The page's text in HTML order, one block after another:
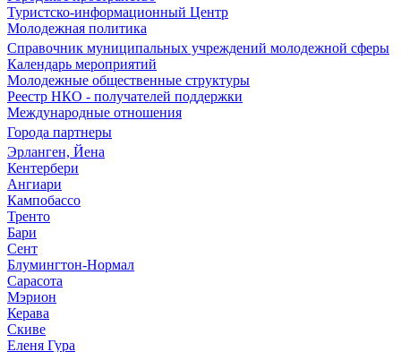
Туристско-информационный Центр
Молодежная политика
Справочник муниципальных учреждений молодежной сферы
Календарь мероприятий
Молодежные общественные структуры
Реестр НКО - получателей поддержки
Международные отношения
Города партнеры
Эрланген, Йена
Кентербери
Ангиари
Кампобассо
Тренто
Бари
Сент
Блумингтон-Нормал
Сарасота
Мэрион
Керава
Скиве
Еленя Гура